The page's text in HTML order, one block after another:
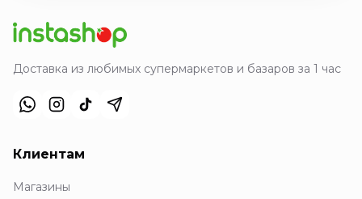
Доставка из любимых супермаркетов и базаров за 1 час
Клиентам
Магазины